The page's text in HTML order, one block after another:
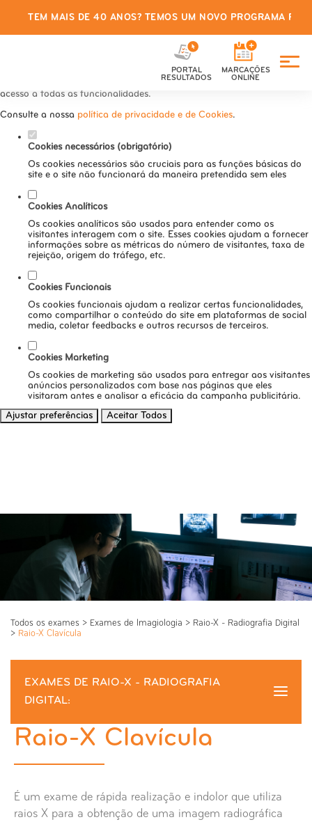
Defina as suas preferências de
cookies para este website.
Este website utiliza cookies estritamente necessários, analíticos e
acesso a todas as funcionalidades.
Consulte a nossa política de privacidade e de Cookies.
Cookies necessários (obrigatório)
Os cookies necessários são cruciais para as funções básicas do
site e o site não funcionará da maneira pretendida sem eles
Cookies Analíticos
Os cookies analíticos são usados para entender como os
visitantes interagem com o site. Esses cookies ajudam a fornecer
informações sobre as métricas do número de visitantes, taxa de
rejeição, origem do tráfego, etc.
Cookies Funcionais
Os cookies funcionais ajudam a realizar certas funcionalidades,
como compartilhar o conteúdo do site em plataformas de social
media, coletar feedbacks e outros recursos de terceiros.
Cookies Marketing
Os cookies de marketing são usados para entregar aos visitantes
anúncios personalizados com base nas páginas que eles
visitaram antes e analisar a eficácia da campanha publicitária.
Ajustar preferências
Aceitar Todos
TEM MAIS DE 40 ANOS? TEMOS UM NOVO PROGRAMA
PORTAL
RESULTADOS
MARCAÇÕES
ONLINE
Todos os exames > Exames de Imagiologia > Raio-X - Radiografia Digital
> Raio-X Clavícula
EXAMES DE RAIO-X - RADIOGRAFIA
DIGITAL:
Raio-X Clavícula
Raio-X Abdómen
Raio-X Anca
Raio-X Clavícula
É um exame de rápida realização e indolor que utiliza
raios X para a obtenção de uma imagem radiográfica